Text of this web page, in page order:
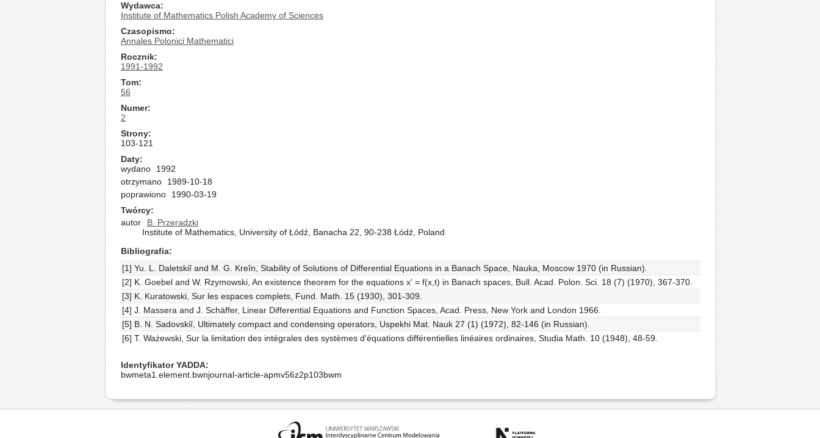
Wydawca
Institute of Mathematics Polish Academy of Sciences
Czasopismo
Annales Polonici Mathematici
Rocznik
1991-1992
Tom
56
Numer
2
Strony
103-121
Daty
wydano
1992
otrzymano
1989-10-18
poprawiono
1990-03-19
Twórcy
autor
B. Przeradzki
Institute of Mathematics, University of Łódź, Banacha 22, 90-238 Łódź, Poland
Bibliografia
[1] Yu. L. Daletskiĭ and M. G. Kreĭn, Stability of Solutions of Differential Equations in a Banach Space, Nauka, Moscow 1970 (in Russian).
[2] K. Goebel and W. Rzymowski, An existence theorem for the equations x' = f(x,t) in Banach spaces, Bull. Acad. Polon. Sci. 18 (7) (1970), 367-370.
[3] K. Kuratowski, Sur les espaces complets, Fund. Math. 15 (1930), 301-309.
[4] J. Massera and J. Schäffer, Linear Differential Equations and Function Spaces, Acad. Press, New York and London 1966.
[5] B. N. Sadovskiĭ, Ultimately compact and condensing operators, Uspekhi Mat. Nauk 27 (1) (1972), 82-146 (in Russian).
[6] T. Ważewski, Sur la limitation des intégrales des systèmes d'équations différentielles linéaires ordinaires, Studia Math. 10 (1948), 48-59.
Identyfikator YADDA
bwmeta1.element.bwnjournal-article-apmv56z2p103bwm